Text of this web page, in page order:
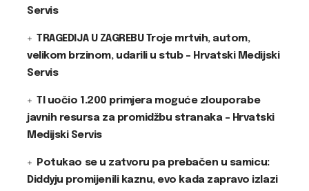
Servis
TRAGEDIJA U ZAGREBU Troje mrtvih, autom,
velikom brzinom, udarili u stub – Hrvatski Medijski
Servis
TI uočio 1.200 primjera moguće zlouporabe
javnih resursa za promidžbu stranaka – Hrvatski
Medijski Servis
Potukao se u zatvoru pa prebačen u samicu:
Diddyju promijenili kaznu, evo kada zapravo izlazi